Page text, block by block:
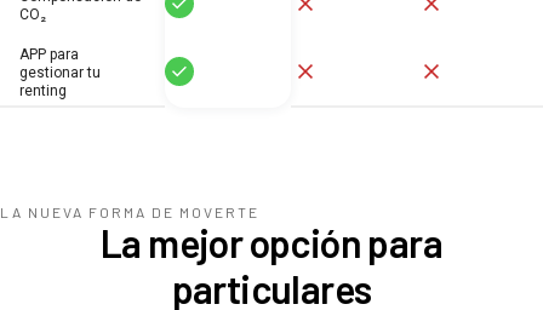
CO₂
APP para
gestionar tu
renting
Sí
LA NUEVA FORMA DE MOVERTE
La mejor opción para
particulares